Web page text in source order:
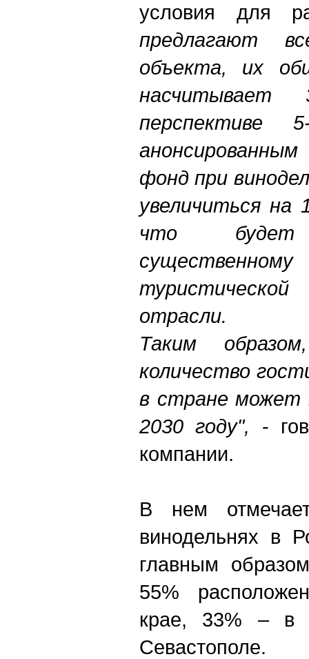
условия для
предлагают
объекта, их
перспективе
фонд при
увеличиться на
что будет
отрасли.
Таким
количество
в стране может
2030 году", -
компании.
В нем
винодельнях в
главным
55%
крае, 33% – в
Севастополе.